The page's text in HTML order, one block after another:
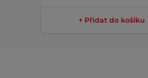
+ Přidat do košíku